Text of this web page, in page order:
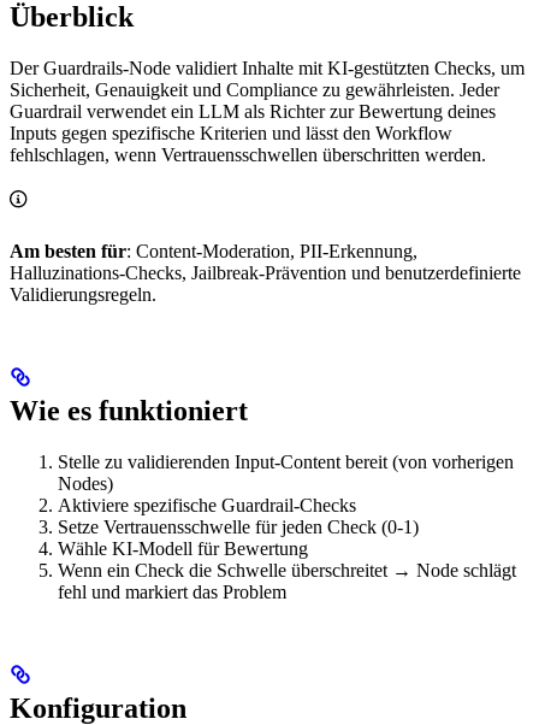
Überblick
Der Guardrails-Node validiert Inhalte mit KI-gestützten Checks, um
Sicherheit, Genauigkeit und Compliance zu gewährleisten. Jeder
Guardrail verwendet ein LLM als Richter zur Bewertung deines
Inputs gegen spezifische Kriterien und lässt den Workflow
fehlschlagen, wenn Vertrauensschwellen überschritten werden.
Am besten für: Content-Moderation, PII-Erkennung,
Halluzinations-Checks, Jailbreak-Prävention und benutzerdefinierte
Validierungsregeln.
Wie es funktioniert
Stelle zu validierenden Input-Content bereit (von vorherigen
Nodes)
Aktiviere spezifische Guardrail-Checks
Setze Vertrauensschwelle für jeden Check (0-1)
Wähle KI-Modell für Bewertung
Wenn ein Check die Schwelle überschreitet → Node schlägt
fehl und markiert das Problem
Konfiguration